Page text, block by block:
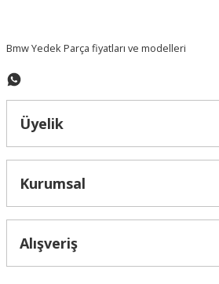
Bmw Yedek Parça fiyatları ve modelleri
Üyelik
Kurumsal
Alışveriş